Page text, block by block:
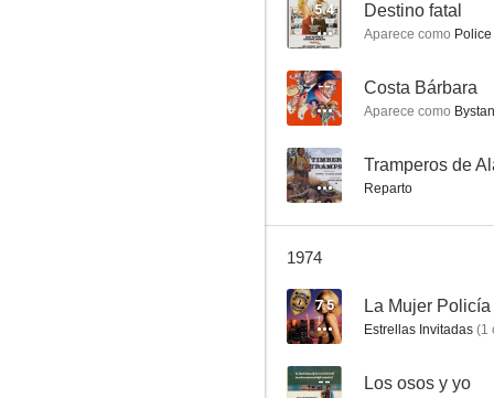
El emperador del norte
5.4 Destino fatal
Aparece como
-- Costa Bárbara
Aparece como
-- Tramperos de
Reparto
1974
7.5 La Mujer Policía
Estrellas Invitadas (1
-- Los osos y yo